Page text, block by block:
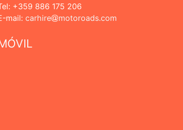
+359 886 175 206
mail:carhire motoroads.com